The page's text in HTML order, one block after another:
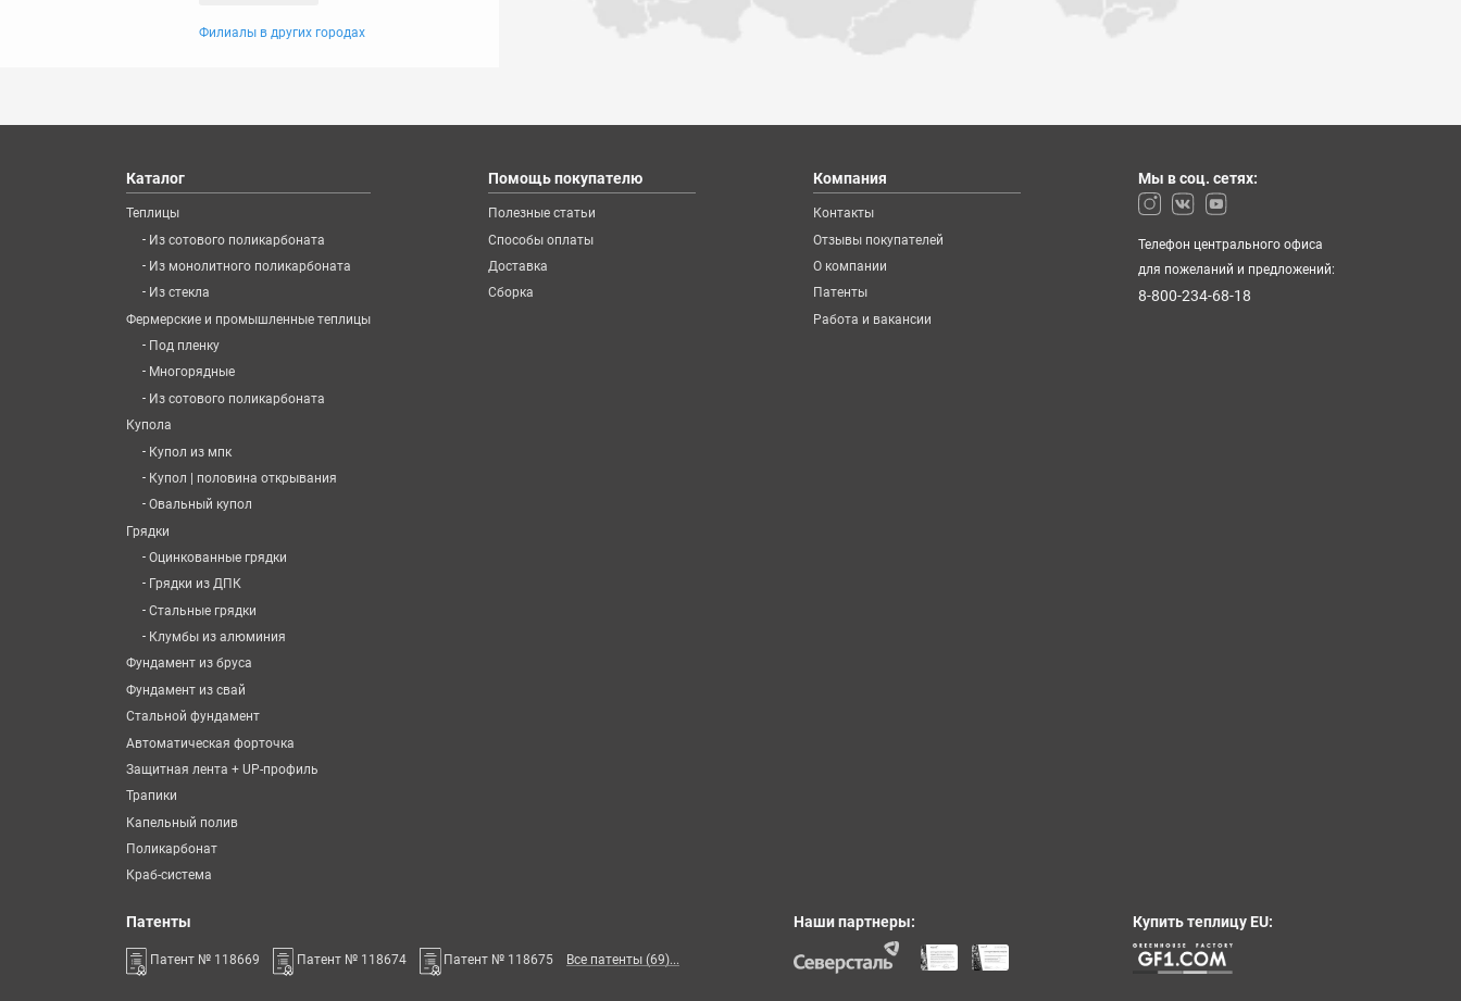
Филиалы в других городах
Мы в соц. сетях:
Телефон центрального офиса
для пожеланий и предложений:
8-800-234-68-18
Каталог
Теплицы
- Из сотового поликарбоната
- Из монолитного поликарбоната
- Из стекла
Фермерские и промышленные теплицы
- Под пленку
- Многорядные
- Из сотового поликарбоната
Купола
- Купол из мпк
- Купол | половина открывания
-Овальный купол
Грядки
-Оцинкованные грядки
- Грядки из ДПК
-Стальные грядки
- Клумбы из алюминия
Фундамент из бруса
Фундамент из свай
Стальной фундамент
Автоматическая форточка
Защитная лента + UP-профиль
Трапики
Капельный полив
Поликарбонат
Краб-система
Помощь покупателю
Полезные статьи
Способы оплаты
Доставка
Сборка
Компания
Контакты
Отзывы покупателей
О компании
Патенты
Работа и вакансии
Патенты
Патент № 118669 Патент № 118674 Патент № 118675 Все патенты (69)...
Наши партнеры: Купить теплицу EU: